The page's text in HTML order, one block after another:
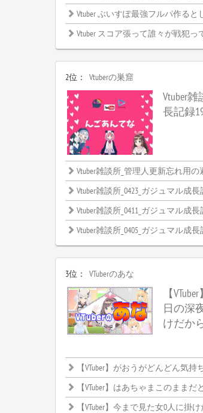
Vtuber ぶいすぽ最強フルパ作るとしたら
Vtuber スコア張って誰々が戦犯っ
2位： Vtuberの巣窟
Vtuber
長記録
Vtuber雑談所_管理人更新忘れ用
Vtuber雑談所_0423_ガジュマル成長
Vtuber雑談所_0411_ガジュマル成長
Vtuber雑談所_0405_ガジュマル成長
3位： VTuberのあな
【
日の深
けだか
【VTuber】がおうがどんどん気
【VTuber】はあちゃまこのままだと金盾
【VTuber】今まで見た女0人に掛